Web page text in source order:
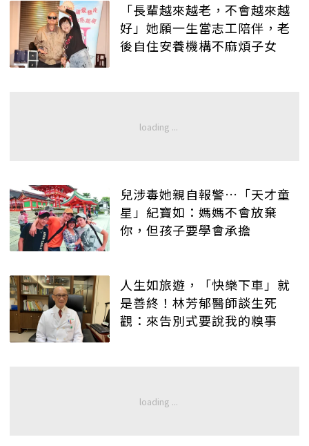
「長輩越來越老，不會越來越
好」她願一生當志工陪伴，老
後自住安養機構不麻煩子女
兒涉毒她親自報警…「天才童
星」紀寶如：媽媽不會放棄
你，但孩子要學會承擔
人生如旅遊，「快樂下車」就
是善終！林芳郁醫師談生死
觀：來告別式要說我的糗事